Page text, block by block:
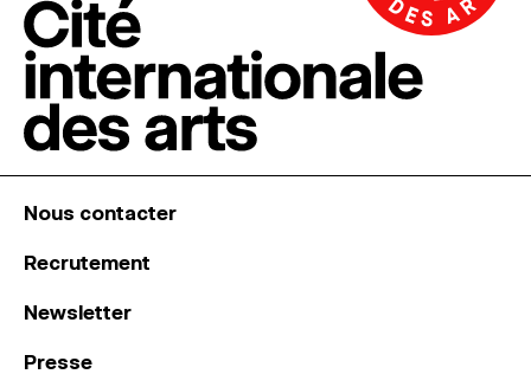
Nous contacter
Recrutement
Newsletter
Presse